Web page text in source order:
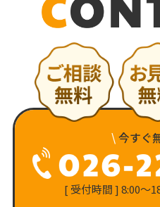
\ 今すぐ
[ 受付時間 ] 8:00〜